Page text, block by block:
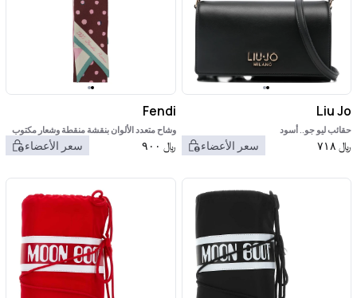
Liu Jo
حقائب ليو جو.. أسود
﷼ ٧١٨ سعر الأعضاء
Fendi
وشاح متعدد الألوان بنقشة منقطة وشعار مكتوب
بحروف من الحرير للنساء﷼ ٩٠٠ سعر الأعضاء